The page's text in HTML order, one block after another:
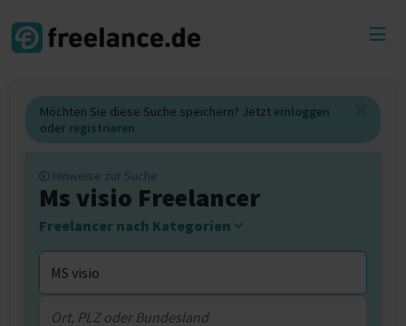
Möchten Sie diese Suche speichern? Jetzt einloggen
oder registrieren
Hinweise zur Suche
Ms visio Freelancer
Freelancer nach Kategorien